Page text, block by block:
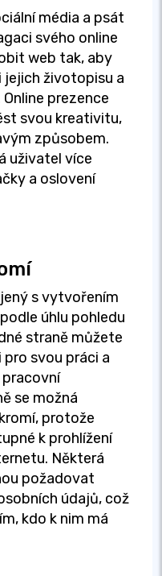
média a psát
svého online
web tak, aby
životopisu a
prezence
svou kreativitu,
způsobem.
uživatel více
a oslovení
s vytvořením
úhlu pohledu
straně můžete
svou práci a
se možná
protože
k prohlížení
Některá
požadovat
údajů, což
kdo k nim má